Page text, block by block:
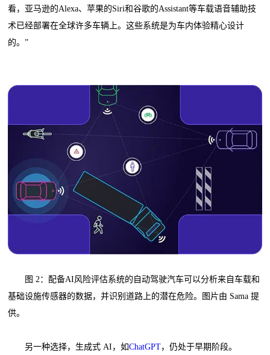
看，亚马逊的Alexa、苹果的Siri和谷歌的Assistant等车载语音辅助技
术已经部署在全球许多车辆上。这些系统是为车内体验精心设计
的。”
图 2：配备AI风险评估系统的自动驾驶汽车可以分析来自车载和
基础设施传感器的数据，并识别道路上的潜在危险。图片由 Sama 提
供。
另一种选择，生成式 AI，如ChatGPT，仍处于早期阶段。